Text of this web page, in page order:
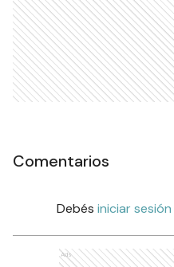
Comentarios
Debés iniciar sesión
Ads